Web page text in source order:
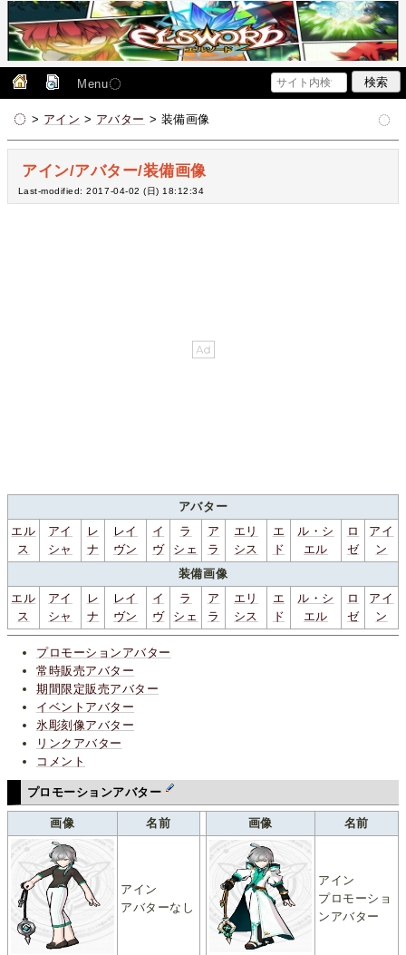
Menu
> アイン > アバター > 装備画像
アイン/アバター/装備画像
Last-modified: 2017-04-02 (日) 18:12:34
アバター
エル
ス
アイ
シャ
レ
ナ
レイ
ヴン
イ
ヴ
ラ
シェ
ア
ラ
エリ
シス
エ
ド
ル・シ
エル
ロ
ゼ
アイ
ン
装備画像
エル
ス
アイ
シャ
レ
ナ
レイ
ヴン
イ
ヴ
ラ
シェ
ア
ラ
エリ
シス
エ
ド
ル・シ
エル
ロ
ゼ
アイ
ン
プロモーションアバター
常時販売アバター
期間限定販売アバター
イベントアバター
氷彫刻像アバター
リンクアバター
コメント
プロモーションアバター
画像 名前 画像 名前
アイン
アバターなし
アイン
プロモーショ
ンアバター